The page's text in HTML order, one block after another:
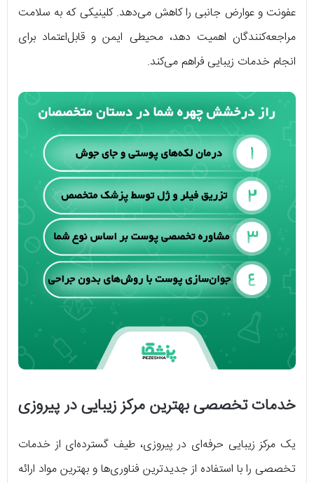
عفونت و عوارض جانبی را کاهش می‌دهد. کلینیکی که به سلامت
مراجعه‌کنندگان اهمیت دهد، محیطی ایمن و قابل‌اعتماد برای
انجام خدمات زیبایی فراهم می‌کند.
خدمات تخصصی بهترین مرکز زیبایی در پیروزی
یک مرکز زیبایی حرفه‌ای در پیروزی، طیف گسترده‌ای از خدمات
تخصصی را با استفاده از جدیدترین فناوری‌ها و بهترین مواد ارائه